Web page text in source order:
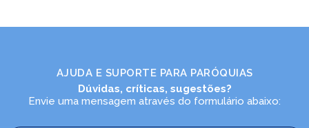
Arca da Aliança promove Vigília
da Virada
20/12/2024 Ouça
AJUDA E SUPORTE PARA PARÓQUIAS
Dúvidas, críticas, sugestões?
Envie uma mensagem através do formulário abaixo: